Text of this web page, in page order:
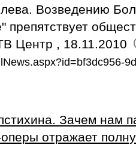
Возведению
препятствует
Центр , 18.11.2010
Зачем нам
оперы отражает